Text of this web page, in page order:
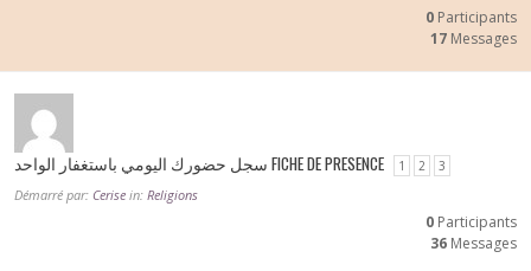
0 Participants
17 Messages
سجل حضورك اليومي باستغفار الواحد FICHE DE PRESENCE 1 2 3
Démarré par: Cerise in: Religions
0 Participants
36 Messages